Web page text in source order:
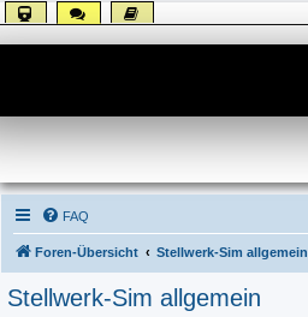
FAQ
Foren-Übersicht Stellwerk-Sim allgemein
Stellwerk-Sim allgemein